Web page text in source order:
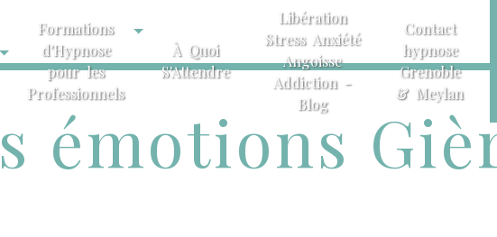
Formations
d'Hypnose
pour les
Professionnels
À Quoi
S'Attendre
Libération
Stress Anxiété
Angoisse
Addiction -
Blog
Contact
hypnose
Grenoble
& Meylan
émotions